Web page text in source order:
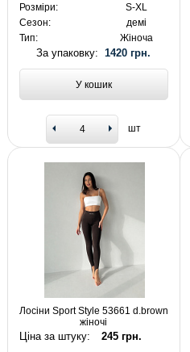
Розміри:
S-XL
Сезон:
демі
Тип:
Жіноча
За упаковку:1420 грн.
У кошик
шт
Лосіни Sport Style 53661 d.brown
жіночі
Ціна за штуку: 245 грн.